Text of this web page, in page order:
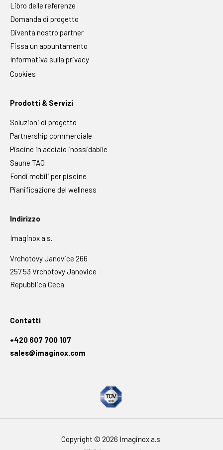
Libro delle referenze
Domanda di progetto
Diventa nostro partner
Fissa un appuntamento
Informativa sulla privacy
Cookies
Prodotti & Servizi
Soluzioni di progetto
Partnership commerciale
Piscine in acciaio inossidabile
Saune TAO
Fondi mobili per piscine
Pianificazione del wellness
Indirizzo
Imaginox a.s.
Vrchotovy Janovice 266
257 53 Vrchotovy Janovice
Repubblica Ceca
Contatti
+420 607 700 107
sales@imaginox.com
Copyright © 2026 Imaginox a.s.